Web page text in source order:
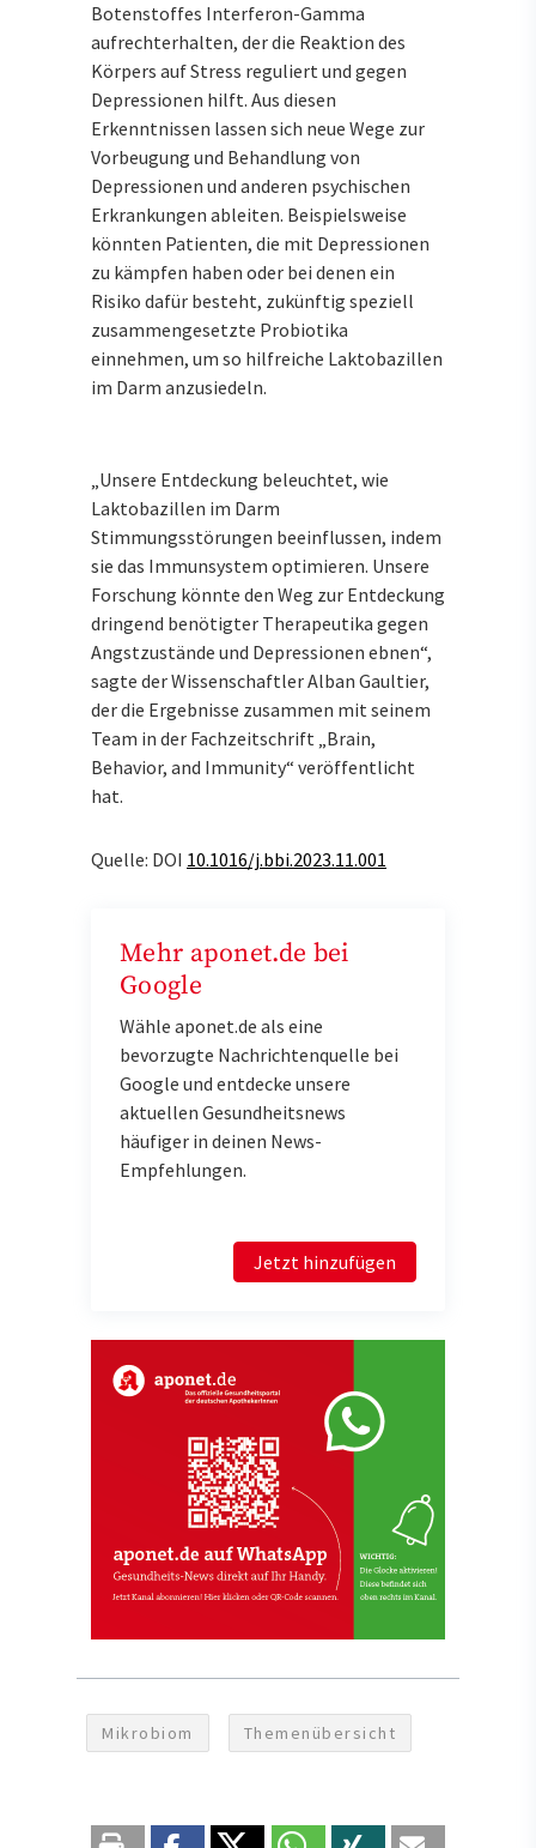
Botenstoffes Interferon-Gamma
aufrechterhalten, der die Reaktion des
Körpers auf Stress reguliert und gegen
Depressionen hilft. Aus diesen
Erkenntnissen lassen sich neue Wege zur
Vorbeugung und Behandlung von
Depressionen und anderen psychischen
Erkrankungen ableiten. Beispielsweise
könnten Patienten, die mit Depressionen
zu kämpfen haben oder bei denen ein
Risiko dafür besteht, zukünftig speziell
zusammengesetzte Probiotika
einnehmen, um so hilfreiche Laktobazillen
im Darm anzusiedeln.
„Unsere Entdeckung beleuchtet, wie
Laktobazillen im Darm
Stimmungsstörungen beeinflussen, indem
sie das Immunsystem optimieren. Unsere
Forschung könnte den Weg zur Entdeckung
dringend benötigter Therapeutika gegen
Angstzustände und Depressionen ebnen“,
sagte der Wissenschaftler Alban Gaultier,
der die Ergebnisse zusammen mit seinem
Team in der Fachzeitschrift „Brain,
Behavior, and Immunity“ veröffentlicht
hat.
Quelle: DOI 10.1016/j.bbi.2023.11.001
Mehr aponet.de bei
Google
Wähle aponet.de als eine
bevorzugte Nachrichtenquelle bei
Google und entdecke unsere
aktuellen Gesundheitsnews
häufiger in deinen News-
Empfehlungen.
Jetzt hinzufügen
Mikrobiom Themenübersicht